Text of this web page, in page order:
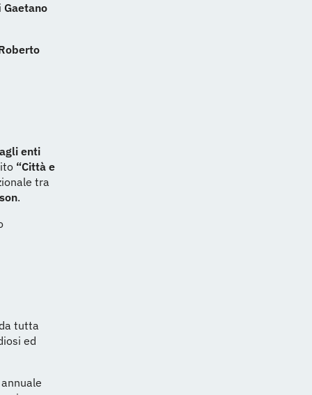
Gaetano
enti
“Città e
tra
.
tutta
ed